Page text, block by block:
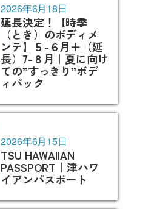
延長決定！【時季
（とき）のボディメ
ンテ】５-６月＋（延
長）7-８月｜夏に向け
ての”すっきり”ボデ
ィパック
2026年6月18日
TSU HAWAIIAN
PASSPORT｜津ハワ
イアンパスポート
2026年6月15日